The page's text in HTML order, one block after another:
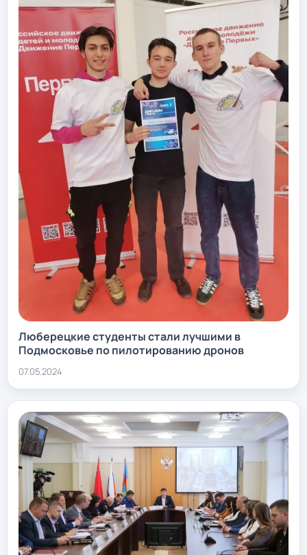
Люберецкие студенты стали лучшими в
Подмосковье по пилотированию дронов
07.05.2024